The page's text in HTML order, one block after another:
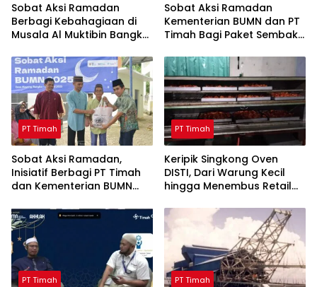
Sobat Aksi Ramadan
Berbagi Kebahagiaan di
Musala Al Muktibin Bangka
dan Piatu
Sobat Aksi Ramadan
Kementerian BUMN dan PT
Timah Bagi Paket Sembako
Barat
PT Timah
Sobat Aksi Ramadan,
Inisiatif Berbagi PT Timah
dan Kementerian BUMN
PT Timah
Keripik Singkong Oven
DISTI, Dari Warung Kecil
hingga Menembus Retail
PT Timah
PT Timah PT Timah